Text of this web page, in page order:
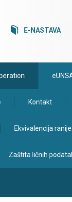
E-NASTAVA
Kontakt
Ekvivalencija
Zaštita ličnih